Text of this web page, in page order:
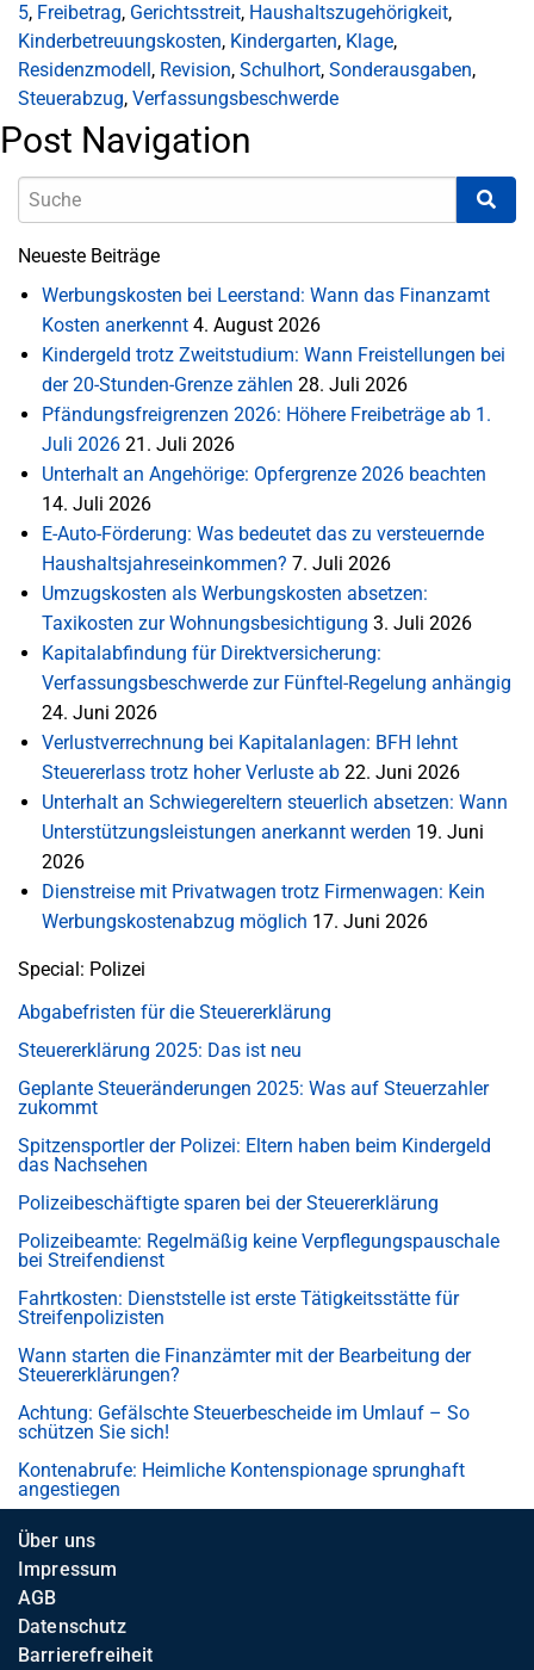
5, Freibetrag, Gerichtsstreit, Haushaltszugehörigkeit,
Kinderbetreuungskosten, Kindergarten, Klage,
Residenzmodell, Revision, Schulhort, Sonderausgaben,
Steuerabzug, Verfassungsbeschwerde
Post Navigation
Neueste Beiträge
Werbungskosten bei Leerstand: Wann das Finanzamt
Kosten anerkennt 4. August 2026
Kindergeld trotz Zweitstudium: Wann Freistellungen bei
der 20-Stunden-Grenze zählen 28. Juli 2026
Pfändungsfreigrenzen 2026: Höhere Freibeträge ab 1.
Juli 2026 21. Juli 2026
Unterhalt an Angehörige: Opfergrenze 2026 beachten
14. Juli 2026
E-Auto-Förderung: Was bedeutet das zu versteuernde
Haushaltsjahreseinkommen? 7. Juli 2026
Umzugskosten als Werbungskosten absetzen:
Taxikosten zur Wohnungsbesichtigung 3. Juli 2026
Kapitalabfindung für Direktversicherung:
Verfassungsbeschwerde zur Fünftel-Regelung anhängig
24. Juni 2026
Verlustverrechnung bei Kapitalanlagen: BFH lehnt
Steuererlass trotz hoher Verluste ab 22. Juni 2026
Unterhalt an Schwiegereltern steuerlich absetzen: Wann
Unterstützungsleistungen anerkannt werden 19. Juni
2026
Dienstreise mit Privatwagen trotz Firmenwagen: Kein
Werbungskostenabzug möglich 17. Juni 2026
Special: Polizei
Abgabefristen für die Steuererklärung
Steuererklärung 2025: Das ist neu
Geplante Steueränderungen 2025: Was auf Steuerzahler
zukommt
Spitzensportler der Polizei: Eltern haben beim Kindergeld
das Nachsehen
Polizeibeschäftigte sparen bei der Steuererklärung
Polizeibeamte: Regelmäßig keine Verpflegungspauschale
bei Streifendienst
Fahrtkosten: Dienststelle ist erste Tätigkeitsstätte für
Streifenpolizisten
Wann starten die Finanzämter mit der Bearbeitung der
Steuererklärungen?
Achtung: Gefälschte Steuerbescheide im Umlauf – So
schützen Sie sich!
Kontenabrufe: Heimliche Kontenspionage sprunghaft
angestiegen
Über uns
Impressum
AGB
Datenschutz
Barrierefreiheit